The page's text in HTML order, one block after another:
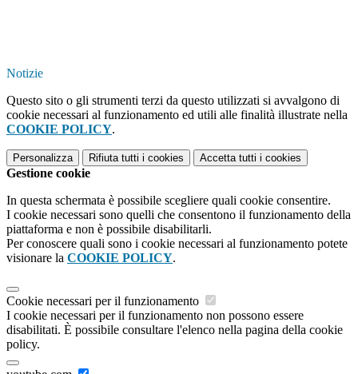
Notizie
Questo sito o gli strumenti terzi da questo utilizzati si avvalgono di
cookie necessari al funzionamento ed utili alle finalità illustrate nella
COOKIE POLICY.
Personalizza Rifiuta tutti i cookies Accetta tutti i cookies
Gestione cookie
In questa schermata è possibile scegliere quali cookie consentire.
I cookie necessari sono quelli che consentono il funzionamento della
piattaforma e non è possibile disabilitarli.
Per conoscere quali sono i cookie necessari al funzionamento potete
visionare la COOKIE POLICY.
Cookie necessari per il funzionamento
I cookie necessari per il funzionamento non possono essere
disabilitati. È possibile consultare l'elenco nella pagina della cookie
policy.